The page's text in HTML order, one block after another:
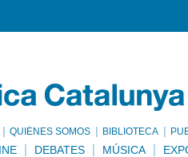
QUIÉNES SOMOS BIBLIOTECA
DEBATES MÚSICA